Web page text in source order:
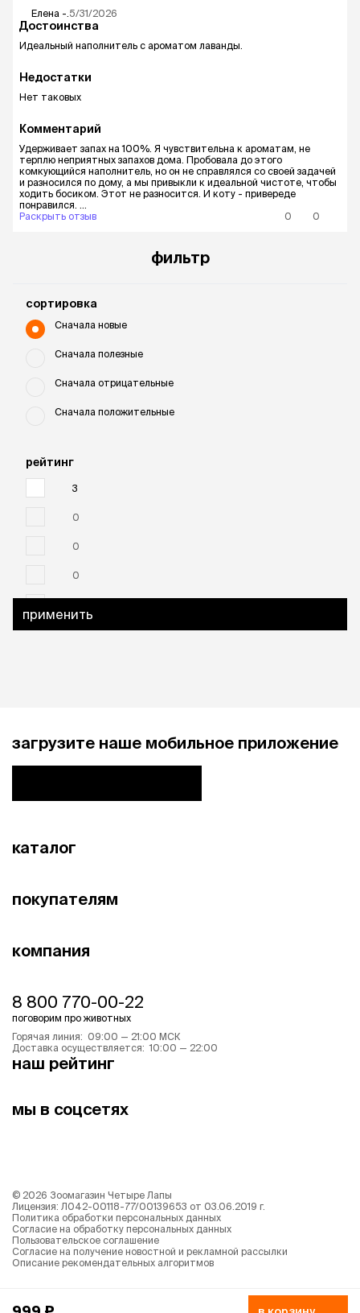
Елена -. 5/31/2026
Достоинства
Идеальный наполнитель с ароматом лаванды.
Недостатки
Нет таковых
Комментарий
Удерживает запах на 100%. Я чувствительна к ароматам, не
терплю неприятных запахов дома. Пробовала до этого
комкующийся наполнитель, но он не справлялся со своей задачей
и разносился по дому, а мы привыкли к идеальной чистоте, чтобы
ходить босиком. Этот не разносится. И коту - привереде
понравился. ...
Раскрыть отзыв
0 0
фильтр
cортировка
Сначала новые
Сначала полезные
Сначала отрицательные
Сначала положительные
рейтинг
3
0
0
0
применить
загрузите наше мобильное приложение
каталог
покупателям
компания
8 800 770-00-22
поговорим про животных
Горячая линия: 09:00 — 21:00 МСК
Доставка осуществляется: 10:00 — 22:00
наш рейтинг
мы в соцсетях
© 2026 Зоомагазин Четыре Лапы
Лицензия: Л042-00118-77/00139653 от 03.06.2019 г.
Политика обработки персональных данных
Согласие на обработку персональных данных
Пользовательское соглашение
Согласие на получение новостной и рекламной рассылки
Описание рекомендательных алгоритмов